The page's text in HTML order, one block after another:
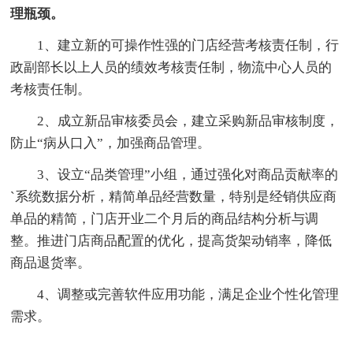
理瓶颈。
1、建立新的可操作性强的门店经营考核责任制，行
政副部长以上人员的绩效考核责任制，物流中心人员的
考核责任制。
2、成立新品审核委员会，建立采购新品审核制度，
防止“病从口入”，加强商品管理。
3、设立“品类管理”小组，通过强化对商品贡献率的
`系统数据分析，精简单品经营数量，特别是经销供应商
单品的精简，门店开业二个月后的商品结构分析与调
整。推进门店商品配置的优化，提高货架动销率，降低
商品退货率。
4、调整或完善软件应用功能，满足企业个性化管理
需求。